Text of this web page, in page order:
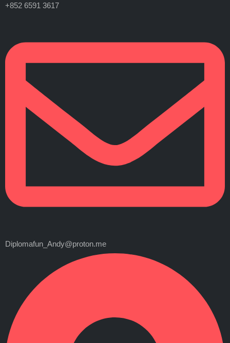
+852 6591 3617
Diplomafun_Andy@proton.me